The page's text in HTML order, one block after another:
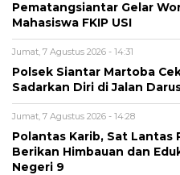
Pematangsiantar Gelar
Mahasiswa FKIP USI
Jumat, 7 Agustus 2026 - 14:31
Polsek Siantar Martoba
Sadarkan Diri di Jalan
Jumat, 7 Agustus 2026 - 14:28
Polantas Karib, Sat Lantas
Berikan Himbauan dan
Negeri 9